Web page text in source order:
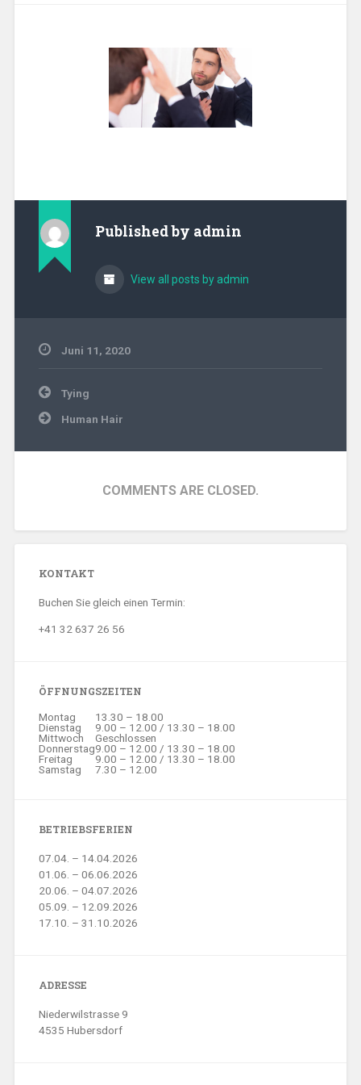
Published by admin
View all posts by admin
Juni 11, 2020
Beitragsnavigation
Tying
Human Hair
COMMENTS ARE CLOSED.
KONTAKT
Buchen Sie gleich einen Termin:
+41 32 637 26 56
ÖFFNUNGSZEITEN
Montag
13.30 – 18.00
Dienstag
9.00 – 12.00 / 13.30 – 18.00
Mittwoch
Geschlossen
Donnerstag9.00 – 12.00 / 13.30 – 18.00
Freitag
9.00 – 12.00 / 13.30 – 18.00
Samstag
7.30 – 12.00
BETRIEBSFERIEN
07.04. – 14.04.2026
01.06. – 06.06.2026
20.06. – 04.07.2026
05.09. – 12.09.2026
17.10. – 31.10.2026
ADRESSE
Niederwilstrasse 9
4535 Hubersdorf